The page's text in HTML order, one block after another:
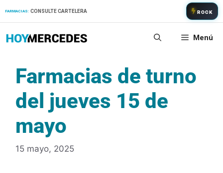
FARMACIAS: CONSULTE CARTELERA ROCK
Menú
Farmacias de turno
del jueves 15 de
mayo
15 mayo, 2025